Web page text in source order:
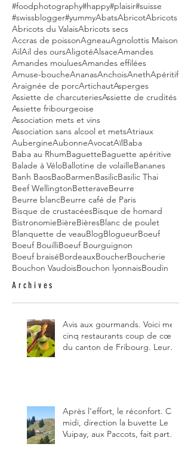
#foodphotography#happy#plaisir#suisse
#swissblogger#yummyAbatsAbricotAbricots
Abricots du ValaisAbricots secs
Accras de poissonAgneauAgnolottis Maison
AilAil des oursAligotéAlsaceAmandes
Amandes mouluesAmandes effilées
Amuse-boucheAnanasAnchoisAnethApéritif
Araignée de porcArtichautAsperges
Assiette de charcuteriesAssiette de crudités
Assiette fribourgeoise
Association mets et vins
Association sans alcool et metsAtriaux
AubergineAubonneAvocatAïlBaba
Baba au RhumBaguetteBaguette apéritive
Balade à VéloBallotine de volailleBananes
Banh BaosBaoBarmenBasilicBasilic Thai
Beef WellingtonBetteraveBeurre
Beurre blancBeurre café de Paris
Bisque de crustacéesBisque de homard
BistronomieBièreBièresBlanc de poulet
Blanquette de veauBlogBlogueurBoeuf
Boeuf BouilliBoeuf Bourguignon
Boeuf braiséBordeauxBoucherBoucherie
Bouchon VaudoisBouchon lyonnaisBoudin
Archives
Avis aux gourmands. Voici mes
cinq restaurants coup de cœur
du canton de Fribourg. Leurs
Après l’effort, le réconfort. Ce
midi, direction la buvette Le
Vuipay, aux Paccots, fait partie